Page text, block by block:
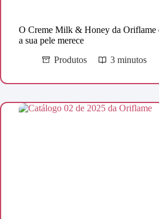
O Creme Milk & Honey da Oriflame
a sua pele merece
Produtos
3 minutos